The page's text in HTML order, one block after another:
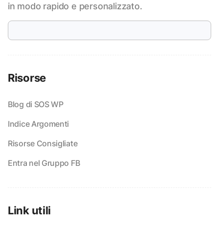
in modo rapido e personalizzato.
Risorse
Blog di SOS WP
Indice Argomenti
Risorse Consigliate
Entra nel Gruppo FB
Link utili